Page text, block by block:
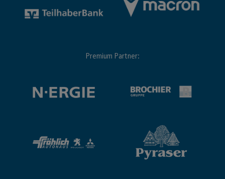
Premium Partner: